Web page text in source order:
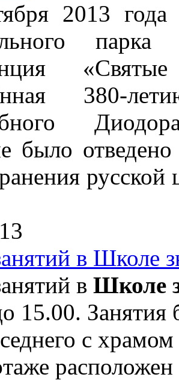
2013 года
380-
было отведено
в Школе
в Школе
15.00. Занятия
с